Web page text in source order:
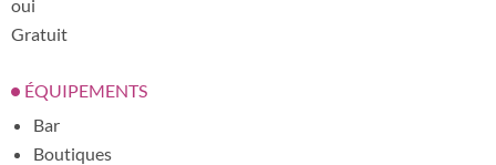
oui
Gratuit
ÉQUIPEMENTS
Bar
Boutiques